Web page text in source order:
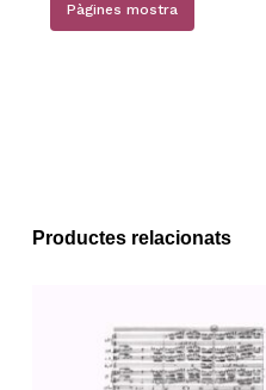
Pàgines mostra
Productes relacionats